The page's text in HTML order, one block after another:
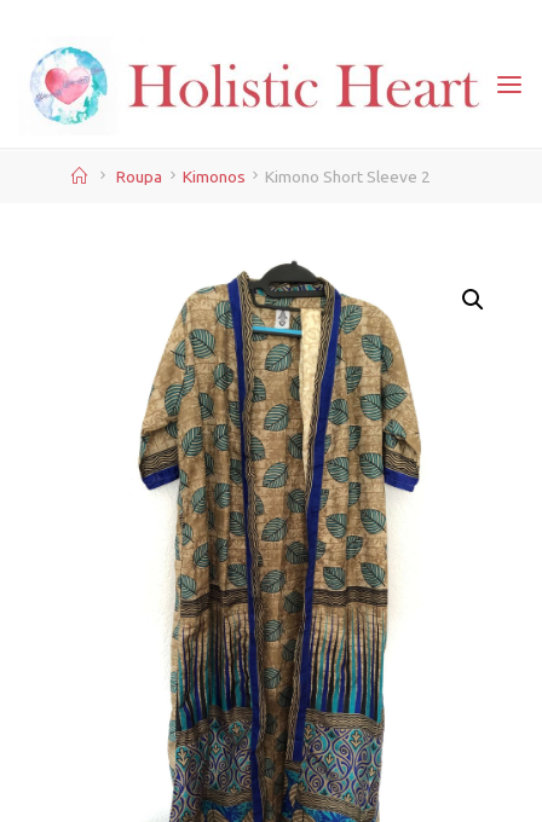
content
HomeRoupa Kimonos Kimono Short Sleeve 2